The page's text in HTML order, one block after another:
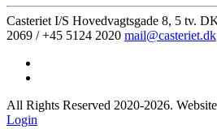
Casteriet I/S Hovedvagtsgade 8, 5 tv.
2069 / +45 5124 2020 mail@casteriet.dk
All Rights Reserved 2020-2026.
Login